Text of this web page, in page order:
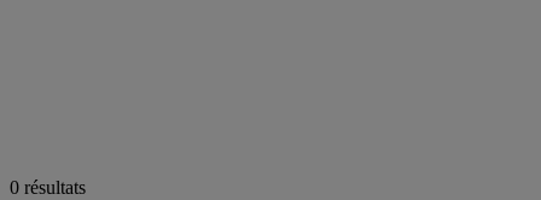
0 résultats